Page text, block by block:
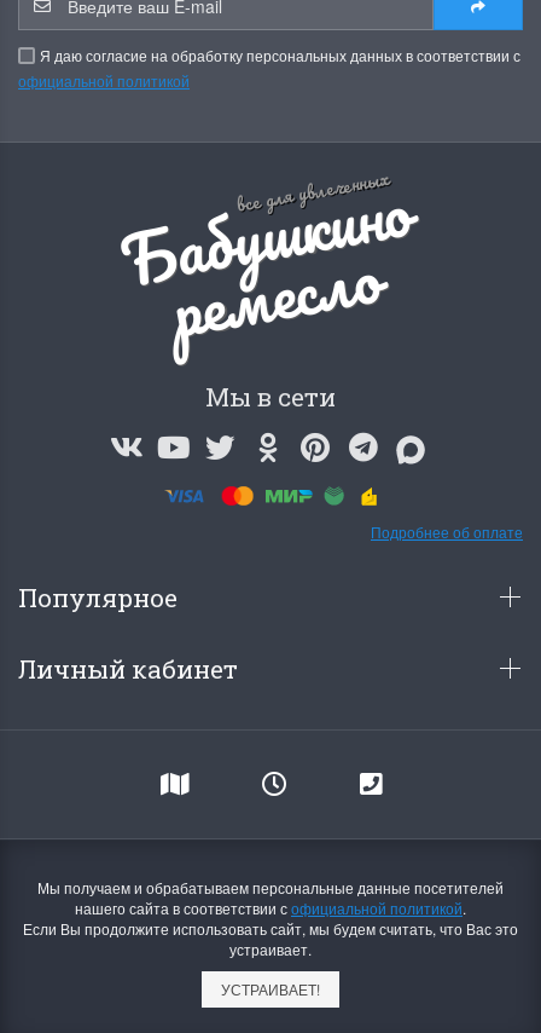
Я даю согласие на обработку персональных данных в соответствии с
официальной политикой
все для увлеченных
Б
а
б
у
ш
к
и
н
о
р
е
м
е
с
л
о
Мы в сети
Подробнее об оплате
Популярное
Личный кабинет
Мы получаем и обрабатываем персональные данные посетителей
нашего сайта в соответствии софициальной политикой.
Если Вы продолжите использовать сайт, мы будем считать, что Вас это
устраивает.
УСТРАИВАЕТ!